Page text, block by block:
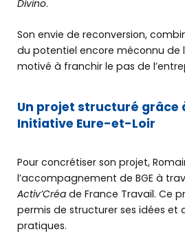
Divino.
Son envie de reconversion,
du potentiel encore méconnu de
motivé à franchir le pas de
Un projet structuré grâce
Initiative Eure-et-Loir
Pour concrétiser son projet,
l’accompagnement de BGE à
Activ’Créa de France Travail. Ce
permis de structurer ses idées et
pratiques.